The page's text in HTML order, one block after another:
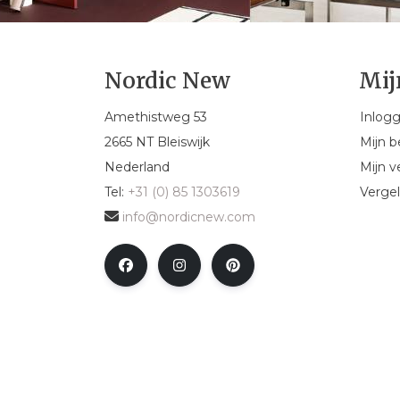
Nordic New
Amethistweg 53
2665 NT Bleiswijk
Nederland
Tel: +31 (0) 85 1303619
info@nordicnew.com
Mijn
Mijn